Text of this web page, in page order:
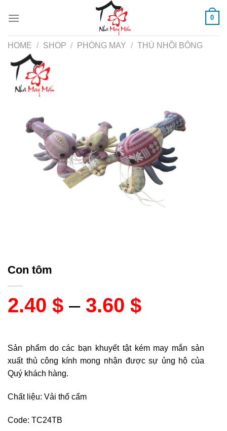
0
HOME / SHOP / PHÒNG MAY / THÚ NHỒI BÔNG
Con tôm
2.40 $ – 3.60 $
Sản phẩm do các bạn khuyết tật kém may mắn sản
xuất thủ công kính mong nhận được sự ủng hộ của
Quý khách hàng.
Chất liệu: Vải thổ cẩm
Code: TC24TB